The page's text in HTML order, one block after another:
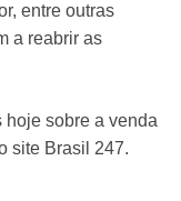
entre outras
a reabrir as
hoje sobre a venda
site Brasil 247.